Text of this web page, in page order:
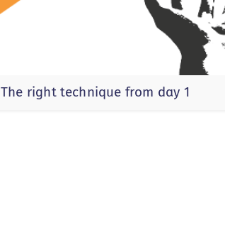
The right technique from day 1